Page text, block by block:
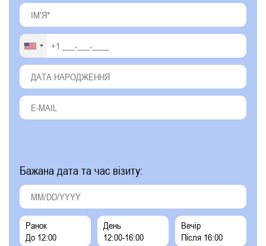
Бажана дата та час візиту:
Ранок
До 12:00
День
12:00-16:00
Вечір
Після 16:00